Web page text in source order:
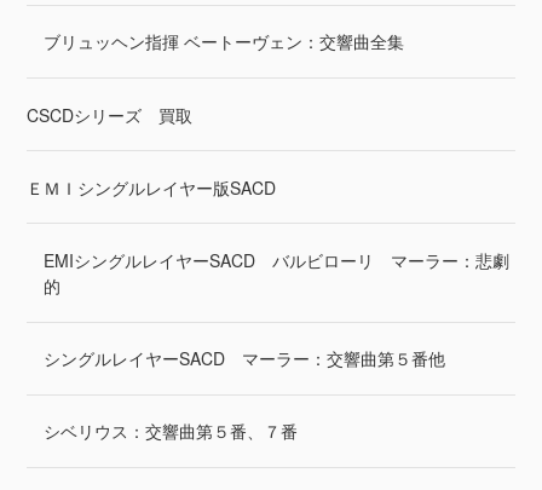
ブリュッヘン指揮 ベートーヴェン：交響曲全集
CSCDシリーズ 買取
ＥＭＩシングルレイヤー版SACD
EMIシングルレイヤーSACD バルビローリ マーラー：悲劇
的
シングルレイヤーSACD マーラー：交響曲第５番他
シベリウス：交響曲第５番、７番